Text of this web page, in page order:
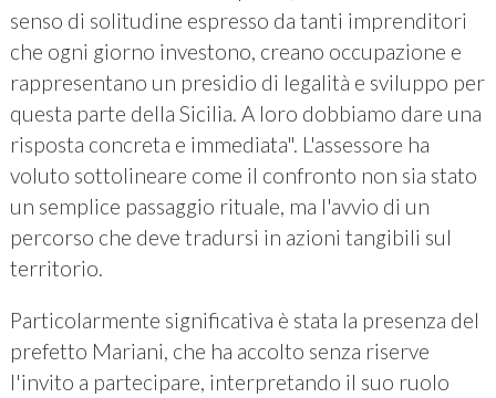
senso di solitudine espresso da tanti imprenditori
che ogni giorno investono, creano occupazione e
rappresentano un presidio di legalità e sviluppo per
questa parte della Sicilia. A loro dobbiamo dare una
risposta concreta e immediata". L'assessore ha
voluto sottolineare come il confronto non sia stato
un semplice passaggio rituale, ma l'avvio di un
percorso che deve tradursi in azioni tangibili sul
territorio.
Particolarmente significativa è stata la presenza del
prefetto Mariani, che ha accolto senza riserve
l'invito a partecipare, interpretando il suo ruolo